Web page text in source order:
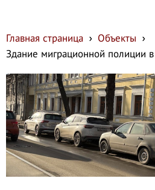
Главная страница
Объекты
Здание миграционной полиции в